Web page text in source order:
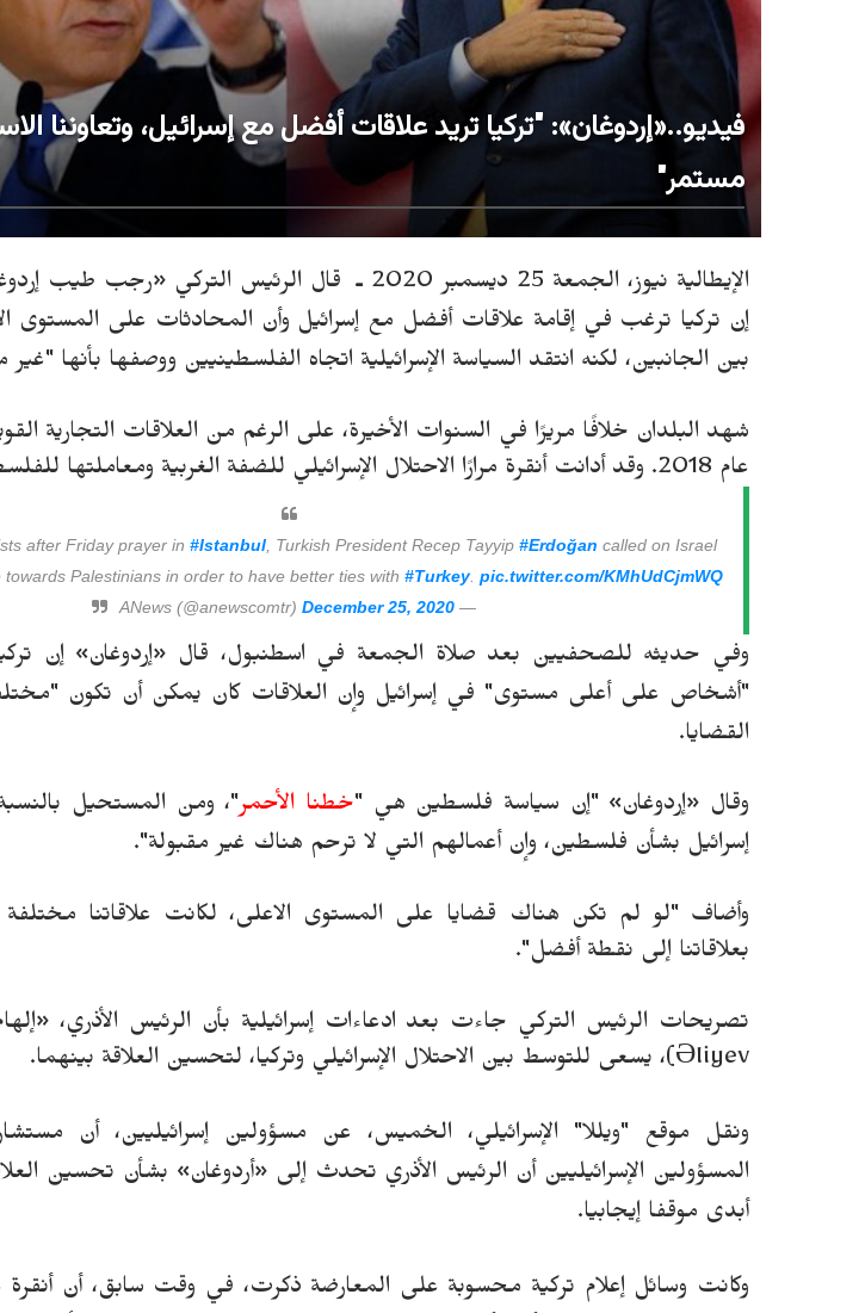
فيديو..«إردوغان»: "تركيا تريد علاقات أفضل مع إسرائيل، وتعاوننا
مستمر"
الإيطالية نيوز، الجمعة 25 ديسمبر 2020 ـ قال الرئيس التركي «رجب طيب إ
إن تركيا ترغب في إقامة علاقات أفضل مع إسرائيل وأن المحادثات على المستوى
بين الجانبين، لكنه انتقد السياسة الإسرائيلية اتجاه الفلسطينيين ووصفها بأنها "غير
شهد البلدان خلافًا مريرًا في السنوات الأخيرة، على الرغم من العلاقات التجارية
عام 2018. وقد أدانت أنقرة مرارًا الاحتلال الإسرائيلي للضفة الغربية ومعاملتها للفلسطينيين.
after Friday prayer in #Istanbul, Turkish President Recep Tayyip #Erdoğan called on Israel
towards Palestinians in order to have better ties with#Turkey.pic.twitter.com/KMhUdCjmWQ
— ANews (@anewscomtr)
December 25, 2020
وفي حديثه للصحفيين بعد صلاة الجمعة في اسطنبول، قال «إردوغان» إن
"أشخاص على أعلى مستوى" في إسرائيل وإن العلاقات كان يمكن أن تكون
القضايا.
وقال «إردوغان» "إن سياسة فلسطين هي "خطنا الأحمر"، ومن المستحيل
إسرائيل بشأن فلسطين، وإن أعمالهم التي لا ترحم هناك غير مقبولة".
وأضاف "لو لم تكن هناك قضايا على المستوى الاعلى، لكانت علاقاتنا
بعلاقاتنا إلى نقطة أفضل".
تصريحات الرئيس التركي جاءت بعد ادعاءات إسرائيلية بأن الرئيس الأذري،
Əliyev)، يسعى للتوسط بين الاحتلال الإسرائيلي وتركيا، لتحسين العلاقة بينهما.
ونقل موقع "ويللا" الإسرائيلي، الخميس، عن مسؤولين إسرائيليين، أن
المسؤولين الإسرائيليين أن الرئيس الأذري تحدث إلى«أردوغان» بشأن تحسين
أبدى موقفا إيجابيا.
وكانت وسائل إعلام تركية محسوبة على المعارضة ذكرت، في وقت سابق، أن